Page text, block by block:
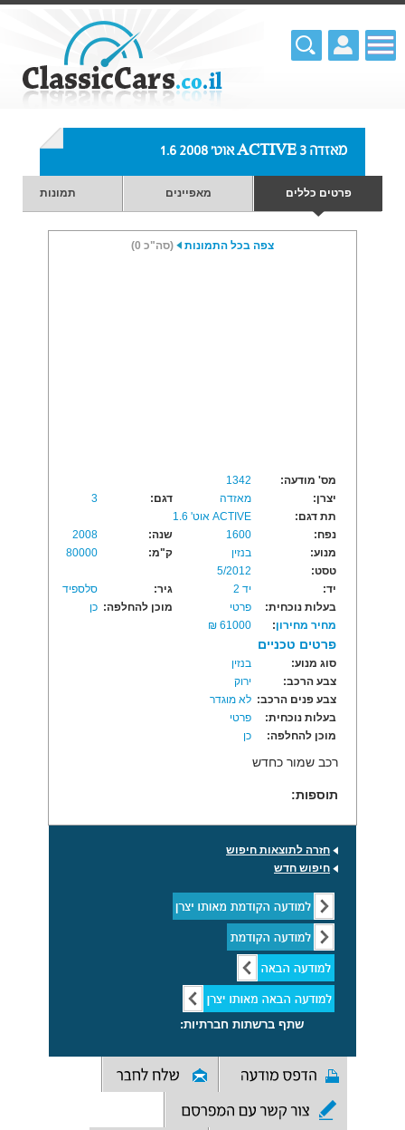
מאזדה 3 ACTIVE אוט' 1.6 2008
פרטים כללים מאפיינים תמונות
צפה בכל התמונות (סה"כ 0)
מס' מודעה:
1342
יצרן:
מאזדה דגם:
3
תת דגם:
ACTIVE אוט' 1.6
נפח:
1600 שנה:
2008
מנוע:
בנזין ק"מ:
80000
טסט:
5/2012
יד:
יד 2 גיר:
סלספיד
בעלות נוכחית:
פרטי מוכן להחלפה: כן
מחיר מחירון:
61000 ₪
פרטים טכניים
סוג מנוע:
בנזין
צבע הרכב:
ירוק
צבע פנים הרכב: לא מוגדר
בעלות נוכחית:
פרטי
מוכן להחלפה:
כן
רכב שמור כחדש
תוספות:
חזרה לתוצאות חיפוש
חיפוש חדש
שתף ברשתות חברתיות: